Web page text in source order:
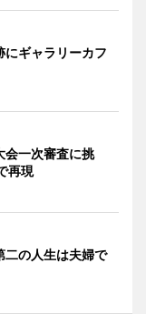
にギャラリーカフ
会一次審査に挑
再現
の人生は夫婦で